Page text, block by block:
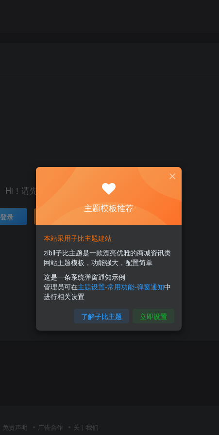
Hi！请先登录
登录
免责声明 广告合作 关于我们
主题模板推荐
本站采用子比主题建站
zibll子比主题是一款漂亮优雅的商城资讯类
网站主题模板，功能强大，配置简单
这是一条系统弹窗通知示例
管理员可在主题设置-常用功能-弹窗通知中
进行相关设置
了解子比主题 立即设置